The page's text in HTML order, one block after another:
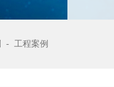
- 工程案例